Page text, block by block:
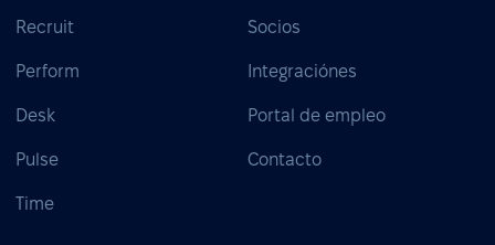
Recruit
Perform
Desk
Pulse
Time
Socios
Integraciónes
Portal de empleo
Contacto